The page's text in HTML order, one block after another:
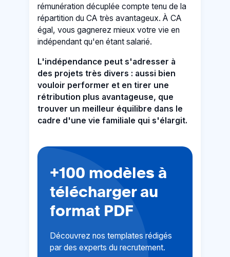
rémunération décuplée compte tenu de la
répartition du CA très avantageux. À CA
égal, vous gagnerez mieux votre vie en
indépendant qu'en étant salarié.
L'indépendance peut s'adresser à
des projets très divers : aussi bien
vouloir performer et en tirer une
rétribution plus avantageuse, que
trouver un meilleur équilibre dans le
cadre d'une vie familiale qui s'élargit.
+100 modèles à
télécharger au
format PDF
Découvrez nos templates rédigés
par des experts du recrutement.